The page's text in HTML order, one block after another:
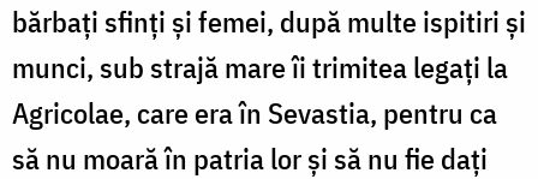
bărbaţi sfinţi şi femei, după multe ispitiri şi
munci, sub strajă mare îi trimitea legaţi la
Agricolae, care era în Sevastia, pentru ca
să nu moară în patria lor şi să nu fie daţi